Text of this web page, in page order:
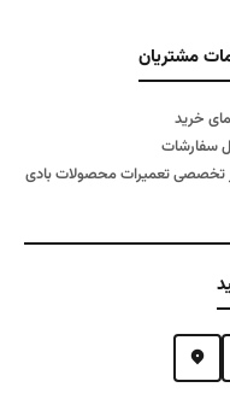
مشتریان
خرید
سفارشات
تخصصی تعمیرات محصولات بادی